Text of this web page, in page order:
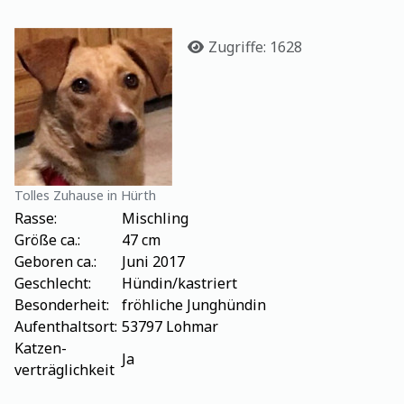
Tolles Zuhause in Hürth
Details
Zugriffe: 1628
Rasse:
Mischling
Größe ca.:
47 cm
Geboren ca.:
Juni 2017
Geschlecht:
Hündin/kastriert
Besonderheit:
fröhliche Junghündin
Aufenthaltsort: 53797 Lohmar
Katzen-
verträglichkeit
Ja